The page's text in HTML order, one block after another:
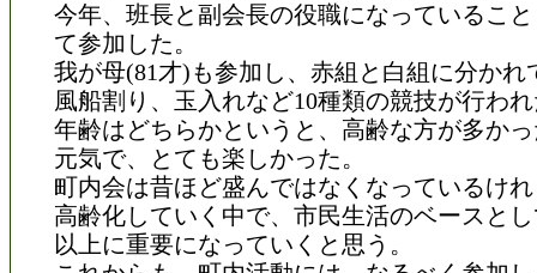
今年、班長と副会長の役職になっているこ
て参加した。
我が母(81才)も参加し、赤組と白組に分かれ
風船割り、玉入れなど10種類の競技が行わ
年齢はどちらかというと、高齢な方が多か
元気で、とても楽しかった。
町内会は昔ほど盛んではなくなっているけ
高齢化していく中で、市民生活のベースと
以上に重要になっていくと思う。